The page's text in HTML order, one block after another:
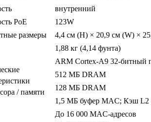
внутренний
PoE
123W
размеры
4,4 см (H) × 20,9 см (W) ×
1,88 кг (4,14 фунта)
/ памяти
ARM Cortex-A9 32-битный
512 МБ DRAM
128 МБ DRAM
1,5 МБ буфер MAC; Кэш L2
До 16 000 MAC-адресов